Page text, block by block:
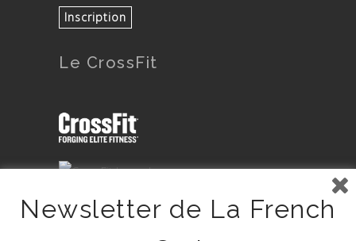
Le CrossFit
Newsletter de La French